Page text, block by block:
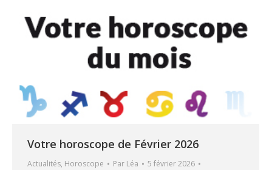
Votre horoscope de Février 2026
Actualités, Horoscope Par Léa
5 février 2026